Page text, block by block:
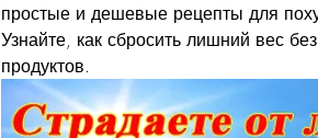
простые и дешевые рецепты для
Узнайте, как сбросить лишний вес
продуктов.